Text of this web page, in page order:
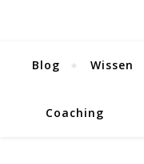
Blog Wissen
Coaching